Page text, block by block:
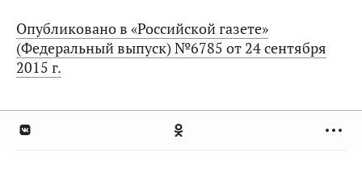
Опубликовано в «Российской газете»
(Федеральный выпуск) №6785 от 24 сентября
2015 г.